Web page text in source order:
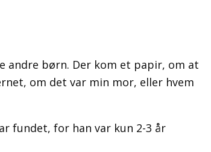
andre børn. Der kom et papir, om at
om det var min mor, eller hvem
fundet, for han var kun 2-3 år